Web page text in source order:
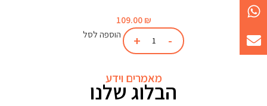
109.00 ₪
הוספה לסל
מאמרים וידע
הבלוג שלנו